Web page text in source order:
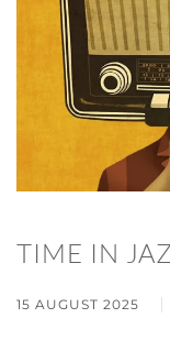
TIME IN
15 AUGUST 2025